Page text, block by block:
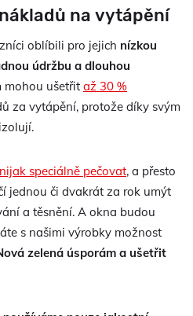
na vytápění
oblíbili pro jejich nízkou
údržbu a dlouhou
mohou ušetřit až 30 %
za vytápění, protože díky svým
nijak speciálně pečovat, a přesto
jednou či dvakrát za rok umýt
a těsnění. A okna budou
s našimi výrobky možnost
zelená úsporám a ušetřit